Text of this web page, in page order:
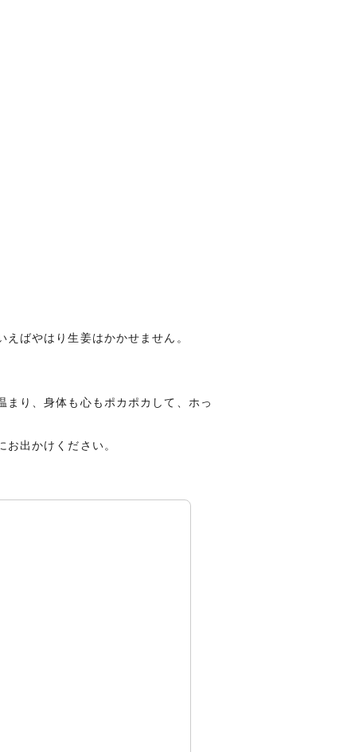
ばやはり生姜はかかせません。
り、身体も心もポカポカして、ホっ
出かけください。